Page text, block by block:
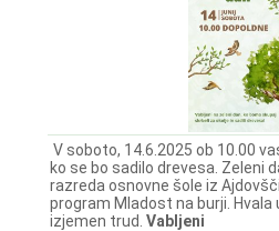
V soboto, 14.6.2025 ob 10.00
ko se bo sadilo drevesa. Zeleni
razreda osnovne šole iz
program Mladost na burji.
izjemen trud. Vabljeni